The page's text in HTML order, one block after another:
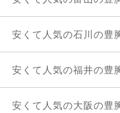
安くて人気の石川の豊
安くて人気の福井の豊
安くて人気の大阪の豊